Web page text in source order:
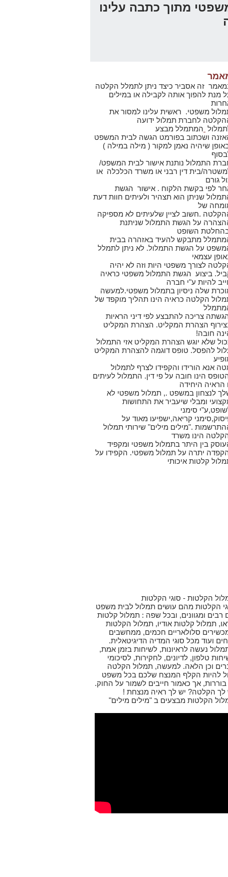
מתוך כתבה עלינו
זה אסביר כיצד ניתן לתמלל הקלטה
מנת להפוך אותה לקבילה או במילים
משפטי. ראשית עלינו למסור את
לחברת תמלול ידועה
המתמלל מבצע
ושכתוב בפורמט הגשה לבית המשפט
שיהיה נאמן למקור ( מילה במילה )
התמלול נותנת אישור לבית המשפט/
בית דין רבני או משרד הכלכלה או
גורם
לפי בקשת הלקוח . אישור הגשת
שניתן הוא תצהיר ולעיתים חוות דעת
של
.חשוב לציין שלעיתים לא מספיקה
על הגשת התמלול שניתנת
השופט
מתבקש להעיד באזהרה בבית
על הגשת התמלול. לא ניתן לתמלל
עצמאי
לצורך משפטי היות וזה לא יהיה
ביצוע הגשת התמלול משפטי כראיה
להיות ע"י חברה
שלה ניסיון בתמלול משפטי.למעשה
הקלטה כראיה הינו תהליך מוקפד של
צריכה להתבצע לפי דיני הראיות
הצהרת המקליט. הצהרת המקליט
חובה!
שלא יוגש הצהרת המקליט אזי התמלול
להפסל. טופס דוגמה להצהרת המקליט
אנא הורידו והקפידו לצרף לתמלול
הינו חובה על פי דין. התמלול לעיתים
הראיה היחידה
לנצחון במשפט ., תמלול משפטי לא
ומבלי שיעביר את התחושות
סימני
קריאה,ישפיעו מאוד על
."מילים מילים" שירותי תמלול
הינו משרד
בין היתר בתמלול משפטי ומקפיד
יתרה על תמלול משפטי. הקפידו על
קלטות איכותי
הקלטות - סוגי הקלטות
הקלטות מהם עושים תמלול לבית משפט
רבים ומגוונים, ובכל שפה : תמלול קלטות
תמלול קלטות אודיו, תמלול הקלטות
סלולאריים חכמים, ממחשבים
ועוד מכל סוגי המדיה הדיגיטאלית.
נעשה לראיונות, לשיחות בזמן אמת,
טלפון, לדיונים, לחקירות, לסיכומי
וכן הלאה. למעשה, תמלול הקלטה
להיות הקלף המנצח שלכם בכל משפט
בוררות, אך כאמור חייבים לשמור על החוק.
לך הקלטה? יש לך ראיה מנצחת !
הקלטות מבצעים ב "מילים מילים"